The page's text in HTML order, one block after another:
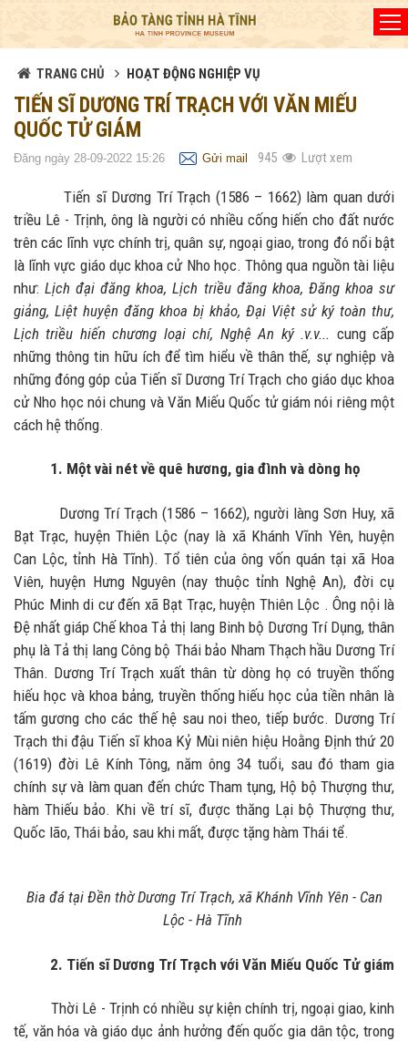
TRANG CHỦ HOẠT ĐỘNG NGHIỆP VỤ
TIẾN SĨ DƯƠNG TRÍ TRẠCH VỚI VĂN MIẾU
QUỐC TỬ GIÁM
Đăng ngày 28-09-2022 15:26 Gửi mail 945 Lượt xem
Tiến sĩ Dương Trí Trạch (1586 – 1662) làm quan dưới
triều Lê - Trịnh, ông là người có nhiều cống hiến cho đất nước
trên các lĩnh vực chính trị, quân sự, ngoại giao, trong đó nổi bật
là lĩnh vực giáo dục khoa cử Nho học. Thông qua nguồn tài liệu
như:Lịch đại đăng khoa, Lịch triều đăng khoa, Đăng khoa sư
giảng, Liệt huyện đăng khoa bị khảo, Đại Việt sử ký toàn thư,
Lịch triều hiến chương loại chí, Nghệ An ký .v.v... cung cấp
những thông tin hữu ích để tìm hiểu về thân thế, sự nghiệp và
những đóng góp của Tiến sĩ Dương Trí Trạch cho giáo dục khoa
cử Nho học nói chung và Văn Miếu Quốc tử giám nói riêng một
cách hệ thống.
1. Một vài nét về quê hương, gia đình và dòng họ
Dương Trí Trạch (1586 – 1662), người làng Sơn Huy, xã
Bạt Trạc, huyện Thiên Lộc (nay là xã Khánh Vĩnh Yên, huyện
Can Lộc, tỉnh Hà Tĩnh). Tổ tiên của ông vốn quán tại xã Hoa
Viên, huyện Hưng Nguyên (nay thuộc tỉnh Nghệ An), đời cụ
Phúc Minh di cư đến xã Bạt Trạc, huyện Thiên Lộc . Ông nội là
Đệ nhất giáp Chế khoa Tả thị lang Binh bộ Dương Trí Dụng, thân
phụ là Tả thị lang Công bộ Thái bảo Nham Thạch hầu Dương Trí
Thân. Dương Trí Trạch xuất thân từ dòng họ có truyền thống
hiếu học và khoa bảng, truyền thống hiếu học của tiền nhân là
tấm gương cho các thế hệ sau noi theo, tiếp bước. Dương Trí
Trạch thi đậu Tiến sĩ khoa Kỷ Mùi niên hiệu Hoằng Định thứ 20
(1619) đời Lê Kính Tông, năm ông 34 tuổi, sau đó tham gia
chính sự và làm quan đến chức Tham tụng, Hộ bộ Thượng thư,
hàm Thiếu bảo. Khi về trí sĩ, được thăng Lại bộ Thượng thư,
Quốc lão, Thái bảo, sau khi mất, được tặng hàm Thái tể.
Bia đá tại Đền thờ Dương Trí Trạch, xã Khánh Vĩnh Yên - Can
Lộc - Hà Tĩnh
2. Tiến sĩ Dương Trí Trạch với Văn Miếu Quốc Tử giám
Thời Lê - Trịnh có nhiều sự kiện chính trị, ngoại giao, kinh
tế, văn hóa và giáo dục ảnh hưởng đến quốc gia dân tộc, trong
Đã kết nối EMC